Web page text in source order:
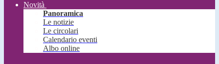
Novità
Panoramica
Le notizie
Le circolari
Calendario eventi
Albo online